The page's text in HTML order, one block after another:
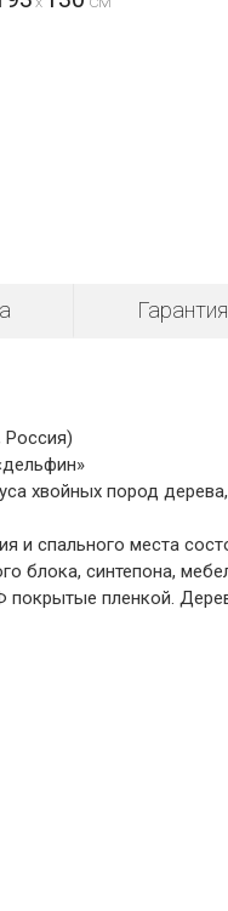
Гарантия
хвойных пород
и спального места
блока, синтепона,
пленкой.